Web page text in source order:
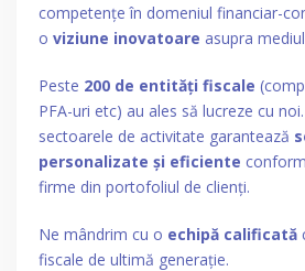
competențe în domeniul financiar-
o viziune inovatoare asupra
Peste 200 de entități fiscale
PFA-uri etc) au ales să lucreze cu
sectoarele de activitate garantează
personalizate și eficiente
firme din portofoliul de clienți.
Ne mândrim cu o echipă calificată
fiscale de ultimă generație.